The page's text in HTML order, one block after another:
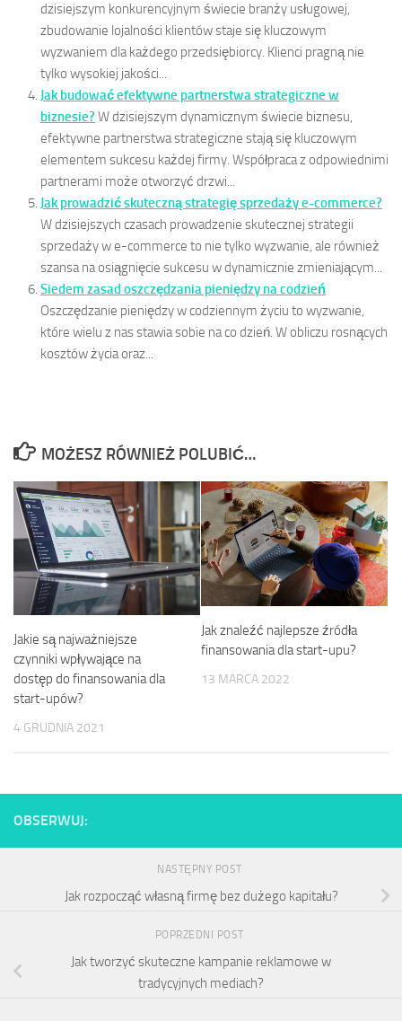
dzisiejszym konkurencyjnym świecie branży usługowej,
zbudowanie lojalności klientów staje się kluczowym
wyzwaniem dla każdego przedsiębiorcy. Klienci pragną nie
tylko wysokiej jakości...
Jak budować efektywne partnerstwa strategiczne w
biznesie? W dzisiejszym dynamicznym świecie biznesu,
efektywne partnerstwa strategiczne stają się kluczowym
elementem sukcesu każdej firmy. Współpraca z odpowiednimi
partnerami może otworzyć drzwi...
Jak prowadzić skuteczną strategię sprzedaży e-commerce?
W dzisiejszych czasach prowadzenie skutecznej strategii
sprzedaży w e-commerce to nie tylko wyzwanie, ale również
szansa na osiągnięcie sukcesu w dynamicznie zmieniającym...
Siedem zasad oszczędzania pieniędzy na codzień
Oszczędzanie pieniędzy w codziennym życiu to wyzwanie,
które wielu z nas stawia sobie na co dzień. W obliczu rosnących
kosztów życia oraz...
MOŻESZ RÓWNIEŻ POLUBIĆ…
Jakie są najważniejsze
czynniki wpływające na
dostęp do finansowania dla
start-upów?
4 GRUDNIA 2021
Jak znaleźć najlepsze źródła
finansowania dla start-upu?
13 MARCA 2022
OBSERWUJ:
NASTĘPNY POST
Jak rozpocząć własną firmę bez dużego kapitału?
POPRZEDNI POST
Jak tworzyć skuteczne kampanie reklamowe w
tradycyjnych mediach?